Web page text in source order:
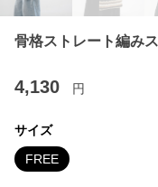
骨格ストレート編み
4,130 円
サイズ
FREE